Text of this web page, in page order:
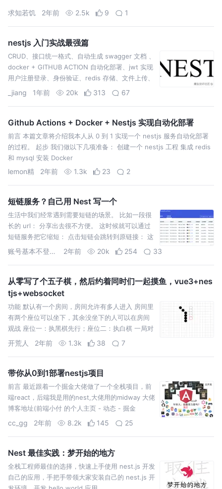
求知若饥 2年前 2.5k 9 1
nestjs 入门实战最强篇
CRUD、接口统一格式、自动生成 swagger 文档 、
docker + GITHUB ACTION 自动化部署、jwt 实现
用户注册登录、身份验证、redis 存储、文件上传、
日志、定时器
_jiang 1年前 20k 313 67
Github Actions + Docker + Nestjs 实现自动化部署
前言 本篇文章将介绍我本人从 0 到 1 实现一个 nestjs 服务自动化部署
的过程。 起步 我们做以下几项准备： 创建一个 nestjs 工程 集成 redis
和 mysql 安装 Docker
lemon精 2年前 1.3k 23 2
短链服务？自己用 Nest 写一个
生活中我们经常遇到需要短链的场景。 比如一段很
长的 url： 分享出去很不方便。 这时候就可以通过
短链服务把它缩短： 点击短链会跳转到原链接： 这
种在短信里很常见： 因为短信是按照字数收费的，
账号基本不登录可以加我微信 2年前 20k 254 33
从零写了个五子棋，然后约着同时们一起摸鱼，vue3+nes
tjs+websocket
功能 默认有一个房间，房间允许有多人进入 房间里
有两个座位可以坐下，其余没坐下的人可以在房间
观战 座位一：执黑棋先行；座位二：执白棋 一局对
局没结束时，座位上的人可以站起来，由房间里观
开荒人 2年前 1.3k 38 7
带你从0到1部署nestjs项目
前言 最近跟着一个掘金大佬做了一个全栈项目，前
端react，后端我是用的nest,大佬用的midway 大佬
博客地址(前端小付 的个人主页 - 动态 - 掘金
(juejin.cn) 最近项目也是部署
cc_gg 2年前 8.2k 145 25
Nest 最佳实践：梦开始的地方
全栈工程师最佳的选择，快速上手使用 nest.js 开发
自己的应用，手把手带领大家安装自己的 nest.js 开